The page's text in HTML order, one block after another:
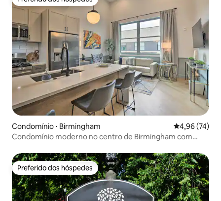
Preferido dos hóspedes
Condomínio ⋅ Birmingham 4,96 de uma
4,96 (74)
Condomínio moderno no centro de Birmingham com
Preferido dos hóspedes
Preferido dos hóspedes